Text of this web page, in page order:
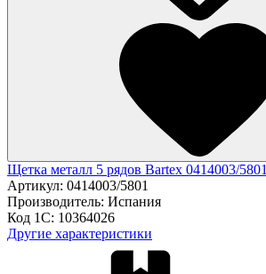
Щетка металл 5 рядов Bartex 0414003/5801
Артикул: 0414003/5801
Производитель: Испания
Код 1С: 10364026
Другие характеристики